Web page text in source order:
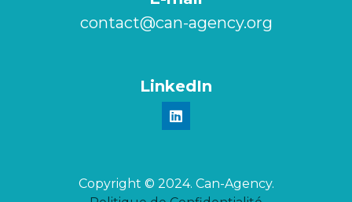
contact@can-agency.org​
LinkedIn
Copyright © 2024. Can-Agency.